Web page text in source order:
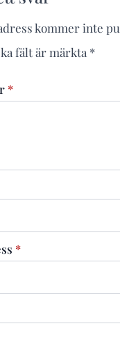
kommer inte
fält är märkta *
*
*